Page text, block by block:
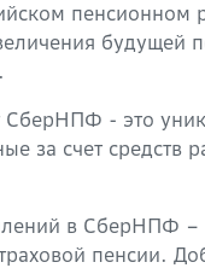
пенсионном
будущей
- это
за счет средств
в СберНПФ –
пенсии.